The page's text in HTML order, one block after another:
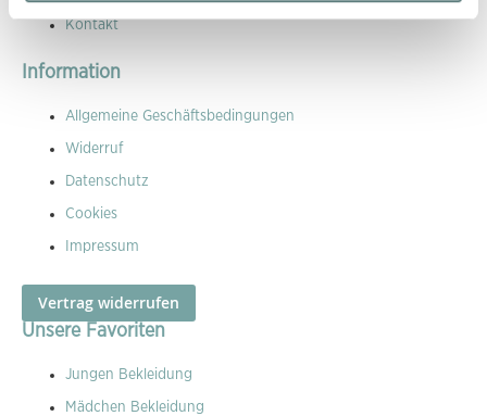
Kontakt
Information
Allgemeine Geschäftsbedingungen
Widerruf
Datenschutz
Cookies
Impressum
Vertrag widerrufen
Unsere Favoriten
Jungen Bekleidung
Mädchen Bekleidung